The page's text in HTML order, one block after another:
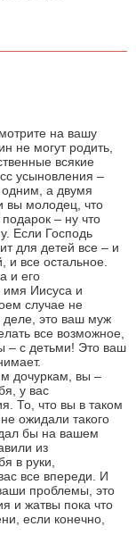
на вашу
не могут родить,
всякие
усыновления –
одним, а двумя
вы молодец, что
– ну что
Если Господь
для детей все – и
и все остальное.
и его
имя Иисуса и
случае не
деле, это ваш муж
все возможное,
– с детьми! Это ваш
дочуркам, вы –
у вас
То, что вы в таком
ожидали такого
бы на вашем
из
в руки,
все впереди. И
проблемы, это
и жатвы пока что
если конечно,